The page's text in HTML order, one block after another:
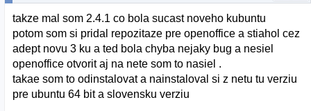
takze mal som 2.4.1 co bola sucast noveho kubuntu
potom som si pridal repozitaze pre openoffice a stiahol cez
adept novu 3 ku a ted bola chyba nejaky bug a nesiel
openoffice otvorit aj na nete som to nasiel .
takae som to odinstalovat a nainstaloval si z netu tu verziu
pre ubuntu 64 bit a slovensku verziu